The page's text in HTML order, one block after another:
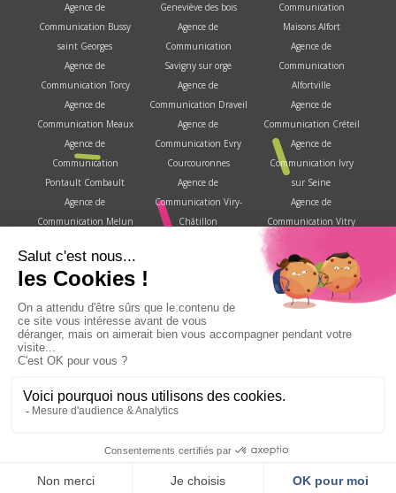
Agence de
Communication Bussy
saint Georges
Agence de
Communication Torcy
Agence de
Communication Meaux
Agence de
Communication
Pontault Combault
Agence de
Communication Melun
Communication
Savigny le temple
Communication
Fontainebleau
Agence de
Geneviève des bois
Agence de
Communication
Savigny sur orge
Agence de
Communication Draveil
Agence de
Communication Evry
Courcouronnes
Agence de
Communication Viry-
Châtillon
Communication Corbeil
Essonnes
Communication
Maisons Alfort
Agence de
Communication
Alfortville
Agence de
Communication Créteil
Agence de
Communication Ivry
sur Seine
Agence de
Communication Vitry
Agence de
Communication
Villejuif
Communication Choisy
Copyright GenContact 2008 - 2026 | Tous droits réservés